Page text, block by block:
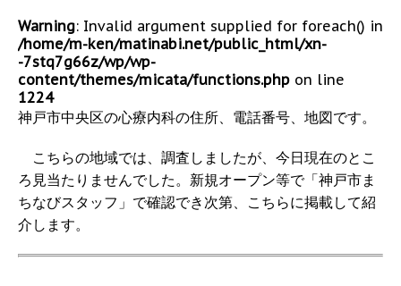
Warning: Invalid argument supplied for foreach() in
/home/m-ken/matinabi.net/public_html/xn-
-7stq7g66z/wp/wp-
content/themes/micata/functions.php on line
1224
神戸市中央区の心療内科の住所、電話番号、地図です。
こちらの地域では、調査しましたが、今日現在のとこ
ろ見当たりませんでした。新規オープン等で「神戸市ま
ちなびスタッフ」で確認でき次第、こちらに掲載して紹
介します。